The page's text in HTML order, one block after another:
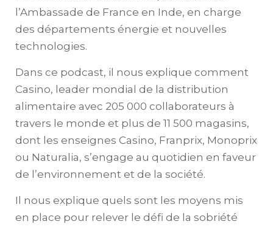
l’Ambassade de France en Inde, en charge
des départements énergie et nouvelles
technologies.
Dans ce podcast, il nous explique comment
Casino, leader mondial de la distribution
alimentaire avec 205 000 collaborateurs à
travers le monde et plus de 11 500 magasins,
dont les enseignes Casino, Franprix, Monoprix
ou Naturalia, s’engage au quotidien en faveur
de l’environnement et de la société.
Il nous explique quels sont les moyens mis
en place pour relever le défi de la sobriété